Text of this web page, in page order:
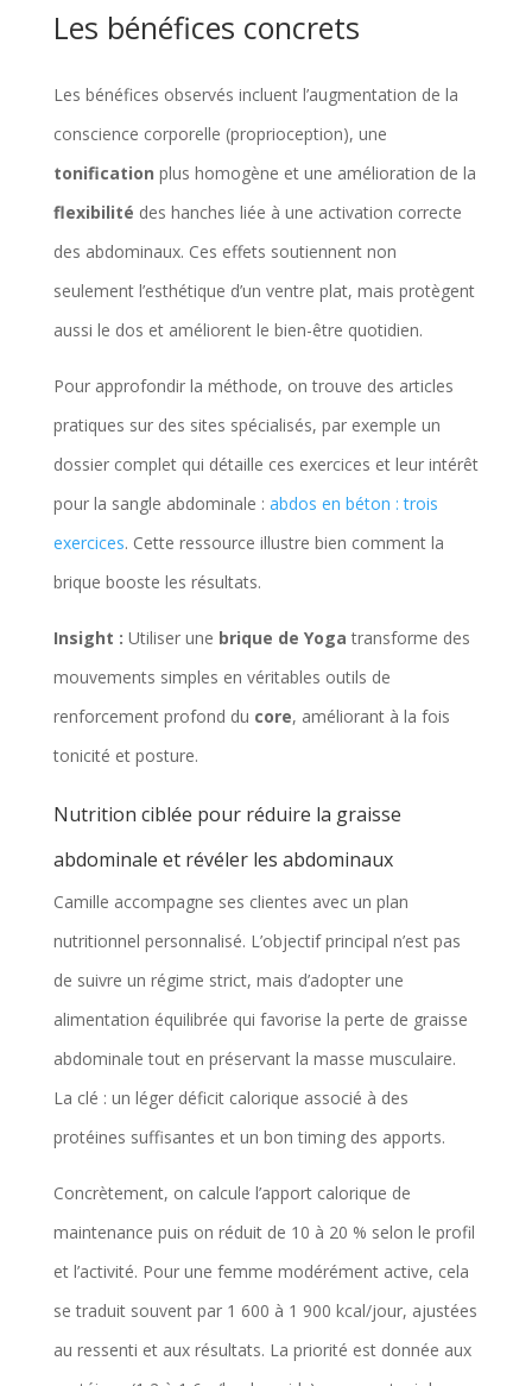
Les bénéfices concrets
Les bénéfices observés incluent l’augmentation de la
conscience corporelle (proprioception), une
tonification plus homogène et une amélioration de la
flexibilité des hanches liée à une activation correcte
des abdominaux. Ces effets soutiennent non
seulement l’esthétique d’un ventre plat, mais protègent
aussi le dos et améliorent le bien-être quotidien.
Pour approfondir la méthode, on trouve des articles
pratiques sur des sites spécialisés, par exemple un
dossier complet qui détaille ces exercices et leur intérêt
pour la sangle abdominale : abdos en béton : trois
exercices. Cette ressource illustre bien comment la
brique booste les résultats.
Insight : Utiliser une brique de Yoga transforme des
mouvements simples en véritables outils de
renforcement profond du core, améliorant à la fois
tonicité et posture.
Nutrition ciblée pour réduire la graisse
abdominale et révéler les abdominaux
Camille accompagne ses clientes avec un plan
nutritionnel personnalisé. L’objectif principal n’est pas
de suivre un régime strict, mais d’adopter une
alimentation équilibrée qui favorise la perte de graisse
abdominale tout en préservant la masse musculaire.
La clé : un léger déficit calorique associé à des
protéines suffisantes et un bon timing des apports.
Concrètement, on calcule l’apport calorique de
maintenance puis on réduit de 10 à 20 % selon le profil
et l’activité. Pour une femme modérément active, cela
se traduit souvent par 1 600 à 1 900 kcal/jour, ajustées
au ressenti et aux résultats. La priorité est donnée aux